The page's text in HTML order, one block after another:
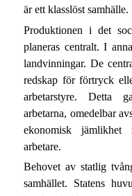
är ett klasslöst samhälle.
Produktionen i det
planeras centralt. I
landvinningar. De
redskap för förtryck
arbetarstyre. Detta
arbetarna, omedelbar
ekonomisk
arbetare.
Behovet av statlig
samhället. Statens